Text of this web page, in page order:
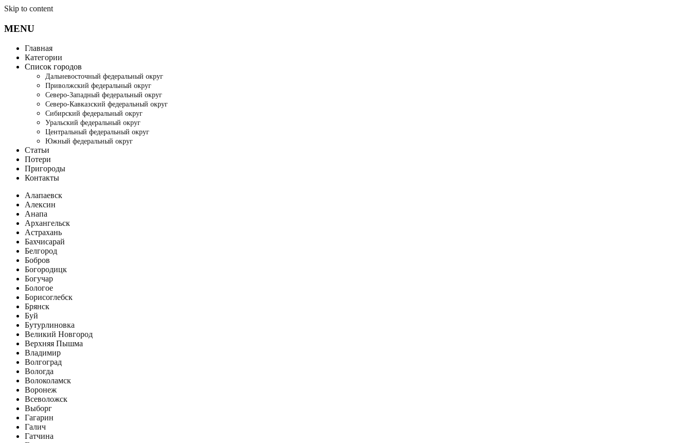
Skip to content
MENU
Главная
Категории
Список городов
Дальневосточный федеральный округ
Приволжский федеральный округ
Северо-Западный федеральный округ
Северо-Кавказский федеральный округ
Сибирский федеральный округ
Уральский федеральный округ
Центральный федеральный округ
Южный федеральный округ
Статьи
Потери
Пригороды
Контакты
Алапаевск
Алексин
Анапа
Архангельск
Астрахань
Бахчисарай
Белгород
Бобров
Богородицк
Богучар
Бологое
Борисоглебск
Брянск
Буй
Бутурлиновка
Великий Новгород
Верхняя Пышма
Владимир
Волгоград
Вологда
Волоколамск
Воронеж
Всеволожск
Выборг
Гагарин
Галич
Гатчина